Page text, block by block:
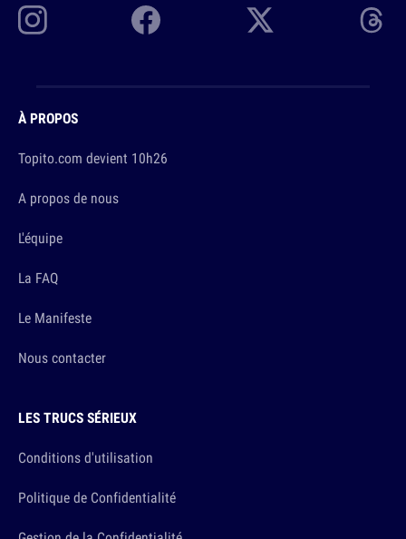
À PROPOS
Topito.com devient 10h26
A propos de nous
L'équipe
La FAQ
Le Manifeste
Nous contacter
LES TRUCS SÉRIEUX
Conditions d'utilisation
Politique de Confidentialité